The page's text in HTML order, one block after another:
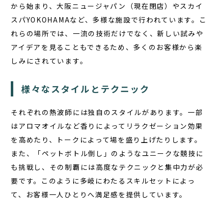
から始まり、大阪ニュージャパン（現在閉店）やスカイ
スパYOKOHAMAなど、多様な施設で行われています。こ
れらの場所では、一流の技術だけでなく、新しい試みや
アイデアを見ることもできるため、多くのお客様から楽
しみにされています。
様々なスタイルとテクニック
それぞれの熱波師には独自のスタイルがあります。一部
はアロマオイルなど香りによってリラクゼーション効果
を高めたり、トークによって場を盛り上げたりします。
また、「ペットボトル倒し」のようなユニークな競技に
も挑戦し、その制覇には高度なテクニックと集中力が必
要です。このように多岐にわたるスキルセットによっ
て、お客様一人ひとりへ満足感を提供しています。